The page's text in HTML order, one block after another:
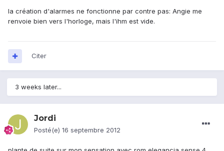
la création d'alarmes ne fonctionne par contre pas: Angie me
renvoie bien vers l'horloge, mais l'ihm est vide.
Citer
3 weeks later...
Jordi
Posté(e) 16 septembre 2012